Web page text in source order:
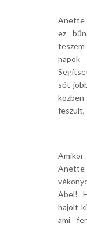
Anette
ez
sőt
feszült,
Abel!
hajolt
ami